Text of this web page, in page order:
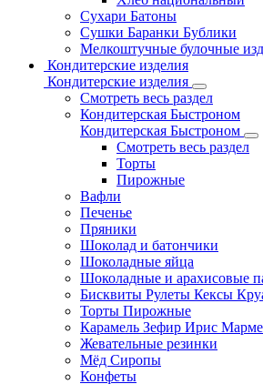
Сухари Батоны
Сушки Баранки Бублики
Мелкоштучные булочные
Кондитерские изделия
Кондитерские изделия
Смотреть весь раздел
Кондитерская Быстроном
Кондитерская Быстроном
Смотреть весь раздел
Торты
Пирожные
Вафли
Печенье
Пряники
Шоколад и батончики
Шоколадные яйца
Шоколадные и арахисовые
Бисквиты Рулеты Кексы
Торты Пирожные
Карамель Зефир Ирис
Жевательные резинки
Мёд Сиропы
Конфеты